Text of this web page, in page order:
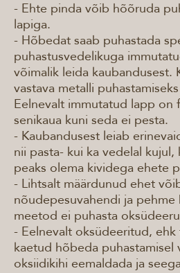
- Ehte pinda võib hõõruda
lapiga.
- Hõbedat saab puhastada
puhastusvedelikuga
võimalik leida kaubandusest.
vastava metalli
Eelnevalt immutatud lapp on
senikaua kuni seda ei pesta.
- Kaubandusest leiab
nii pasta- kui ka vedelal
peaks olema kividega ehete
- Lihtsalt määrdunud ehet
nõudepesuvahendi ja pehme
meetod ei puhasta
- Eelnevalt oksüdeeritud,
kaetud hõbeda puhastamisel
oksiidikihi eemaldada ja